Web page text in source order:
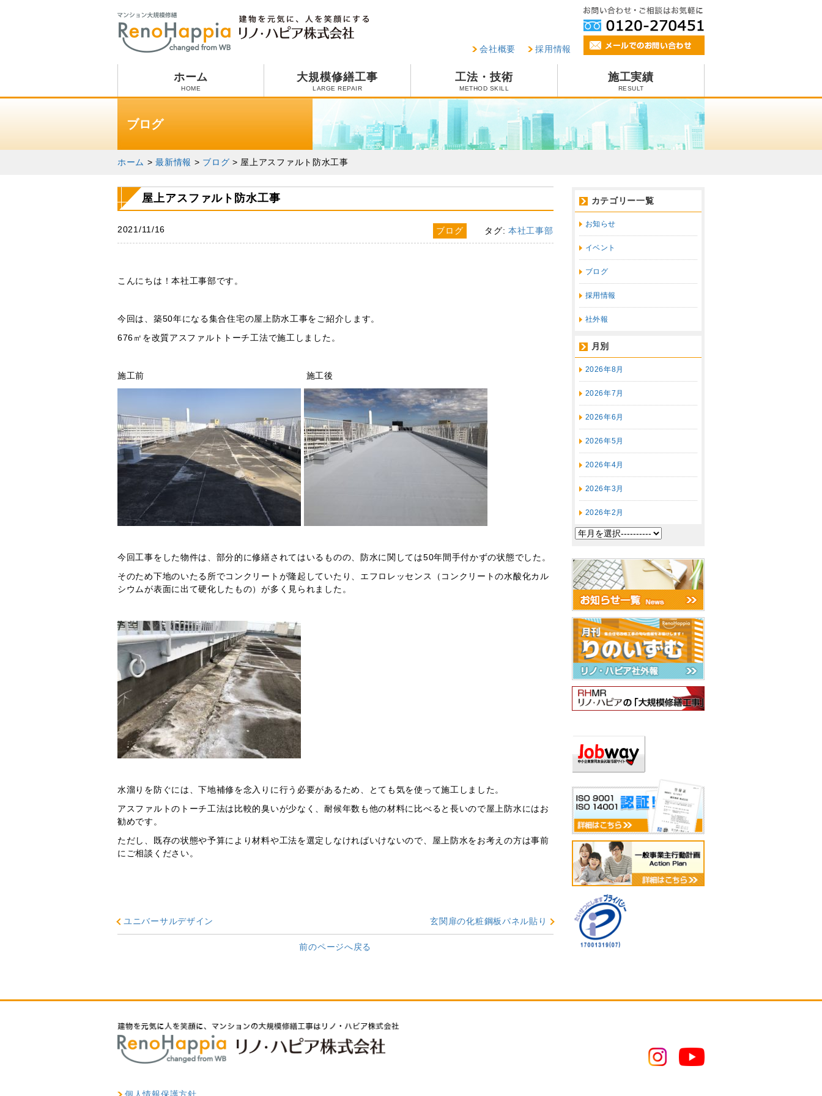
会社概要 採用情報
ホーム
HOME
大規模修繕工事
LARGE REPAIR
工法・技術
METHOD SKILL
施工実績
RESULT
ブログ
ホーム >最新情報 > ブログ > 屋上アスファルト防水工事
屋上アスファルト防水工事
2021/11/16 ブログ タグ: 本社工事部
こんにちは！本社工事部です。
今回は、 築50年になる集合住宅の屋上防水工事をご紹介します。
676㎡を改質アスファルトトーチ工法で施工しました。
施工前 施工後
今回工事をした物件は、部分的に修繕されてはいるものの、防水に関しては50年間手付かずの状態でした。
そのため下地のいたる所でコンクリートが隆起していたり、エフロレッセンス（コンクリートの水酸化カル
シウムが表面に出て硬化したもの）が多く見られました。
水溜りを防ぐには、下地補修を念入りに行う必要があるため、とても気を使って施工しました。
アスファルトのトーチ工法は比較的臭いが少なく、耐候年数も他の材料に比べると長いので屋上防水にはお
勧めです。
ただし、既存の状態や予算により材料や工法を選定しなければいけないので、屋上防水をお考えの方は事前
にご相談ください。
ユニバーサルデザイン 玄関扉の化粧鋼板パネル貼り
前のページへ戻る
カテゴリー一覧
お知らせ
イベント
ブログ
採用情報
社外報
月別
2026年8月
2026年7月
2026年6月
2026年5月
2026年4月
2026年3月
2026年2月
2026年1月
2025年12月
2025年11月
2025年10月
2025年9月
2025年8月
2025年7月
2025年6月
2025年4月
2025年3月
2025年2月
2025年1月
2024年12月
2024年11月
2024年10月
2024年9月
2024年8月